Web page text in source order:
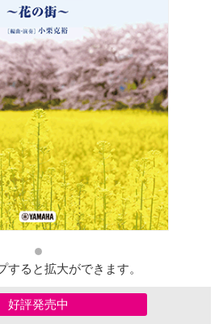
すると拡大ができます。
好評発売中